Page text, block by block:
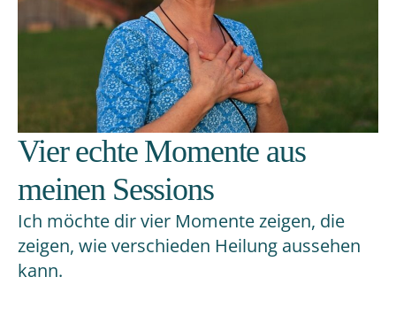
Vier echte Momente aus
meinen Sessions
Ich möchte dir vier Momente zeigen, die
zeigen, wie verschieden Heilung aussehen
kann.